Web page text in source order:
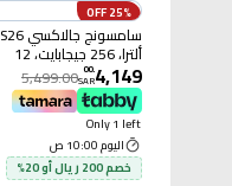
25% OFF
سامسونج جالاكسي S26
ألترا، 256 جيجابايت، 12
جيجابايت سعة الرام، ذاكرة
داخلية، بنفسجي
4,149
.
00
SAR
5,499.00
Only 1 left
اليوم 10:00 ص
خصم 200 ريال أو 20%